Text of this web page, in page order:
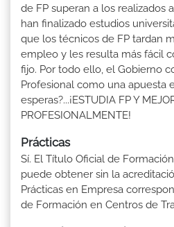
de FP superan a los realizados
han finalizado estudios
que los técnicos de FP tardan
empleo y les resulta más fácil
fijo. Por todo ello, el Gobierno
Profesional como una apuesta
esperas?...¡ESTUDIA FP Y
PROFESIONALMENTE!
Prácticas
Sí. El Título Oficial de
puede obtener sin la
Prácticas en Empresa
de Formación en Centros de